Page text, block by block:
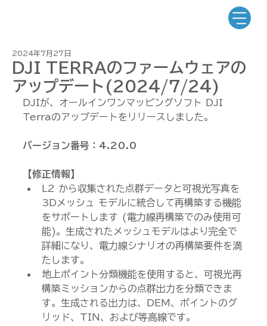
DJI TERRAのファームウェアの
アップデート(2024/7/24)
2024年7月27日
DJIが、オールインワンマッピングソフト DJI
Terraのアップデートをリリースしました。
バージョン番号：4.20.0
【修正情報】
L2 から収集された点群データと可視光写真を
3Dメッシュ モデルに統合して再構築する機能
をサポートします (電力線再構築でのみ使用可
能)。生成されたメッシュモデルはより完全で
詳細になり、電力線シナリオの再構築要件を満
たします。
地上ポイント分類機能を使用すると、可視光再
構築ミッションからの点群出力を分類できま
す。生成される出力は、DEM、ポイントのグ
リッド、TIN、および等高線です。